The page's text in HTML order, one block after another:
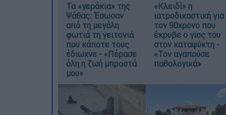
Τα «γεράκια» της
Ψάθας: Έσωσαν
από τη μεγάλη
φωτιά τη γειτονιά
που κάποτε τους
έδιωχνε - «Πέρασε
όλη η ζωή μπροστά
μου»
«Κλειδί» η
ιατροδικαστική για
τον 90χρονο που
έκρυβε ο γιος του
στον καταψύκτη -
«Τον αγαπούσε
παθολογικά»